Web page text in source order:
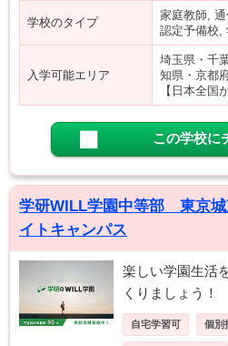
学校のタイプ
家庭教師,
認定予備校,
入学可能エリア
埼玉県・千
知県・京都
【日本全国
この学校に
学研WILL学園中等部 東京
イトキャンパス
楽しい学園生活
くりましょう！
自宅学習可 個別